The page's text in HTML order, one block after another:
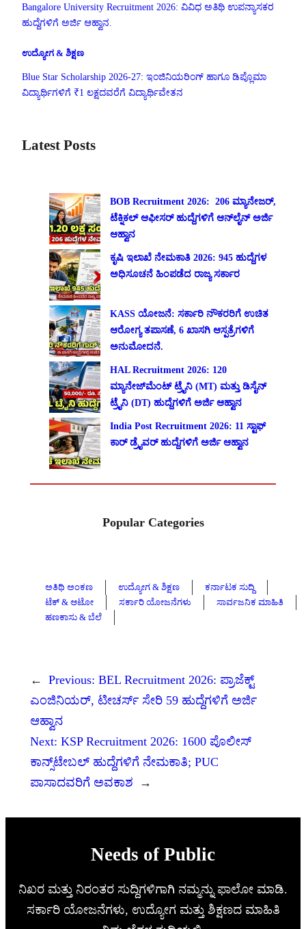
Bangalore University Recruitment 2026: ವಿವಿಧ ಅತಿಥಿ ಉಪನ್ಯಾಸಕರ
ಹುದ್ದೆಗಳಿಗೆ ಅರ್ಜಿ ಆಹ್ವಾನ.
ಉದ್ಯೋಗ & ಶಿಕ್ಷಣ
Blue Star Scholarship 2026-27: ಇಂಜಿನಿಯರಿಂಗ್ ಹಾಗೂ ಡಿಪ್ಲೊಮಾ
ವಿದ್ಯಾರ್ಥಿಗಳಿಗೆ ₹1 ಲಕ್ಷದವರೆಗೆ ವಿದ್ಯಾರ್ಥಿವೇತನ
Latest Posts
BOB Recruitment 2026: 206 ಮ್ಯಾನೇಜರ್,
ಟೆಕ್ನಿಕಲ್ ಆಫೀಸರ್ ಹುದ್ದೆಗಳಿಗೆ ಆನ್‌ಲೈನ್ ಅರ್ಜಿ
ಆಹ್ವಾನ
ಕೃಷಿ ಇಲಾಖೆ ನೇಮಕಾತಿ 2026: 945 ಹುದ್ದೆಗಳ
ಅಧಿಸೂಚನೆ ಹಿಂಪಡೆದ ರಾಜ್ಯ ಸರ್ಕಾರ
KASS ಯೋಜನೆ: ಸರ್ಕಾರಿ ನೌಕರರಿಗೆ ಉಚಿತ
ಆರೋಗ್ಯ ತಪಾಸಣೆ, 6 ಖಾಸಗಿ ಆಸ್ಪತ್ರೆಗಳಿಗೆ
ಅನುಮೋದನೆ.
HAL Recruitment 2026: 120
ಮ್ಯಾನೇಜ್‌ಮೆಂಟ್ ಟ್ರೈನಿ (MT) ಮತ್ತು ಡಿಸೈನ್
ಟ್ರೈನಿ (DT) ಹುದ್ದೆಗಳಿಗೆ ಅರ್ಜಿ ಆಹ್ವಾನ
India Post Recruitment 2026: 11 ಸ್ಟಾಫ್
ಕಾರ್ ಡ್ರೈವರ್ ಹುದ್ದೆಗಳಿಗೆ ಅರ್ಜಿ ಆಹ್ವಾನ
Popular Categories
ಅತಿಥಿ ಅಂಕಣ ಉದ್ಯೋಗ & ಶಿಕ್ಷಣ
ಕರ್ನಾಟಕ ಸುದ್ದಿ
ಟೆಕ್ & ಆಟೋ
ಸರ್ಕಾರಿ ಯೋಜನೆಗಳು
ಸಾರ್ವಜನಿಕ ಮಾಹಿತಿ
ಹಣಕಾಸು & ಬೆಲೆ
← Previous: BEL Recruitment 2026: ಪ್ರಾಜೆಕ್ಟ್
ಎಂಜಿನಿಯರ್, ಟೀಚರ್ಸ್ ಸೇರಿ 59 ಹುದ್ದೆಗಳಿಗೆ ಅರ್ಜಿ
ಆಹ್ವಾನ
Next: KSP Recruitment 2026: 1600 ಪೊಲೀಸ್
ಕಾನ್ಸ್‌ಟೇಬಲ್ ಹುದ್ದೆಗಳಿಗೆ ನೇಮಕಾತಿ; PUC
ಪಾಸಾದವರಿಗೆ ಅವಕಾಶ
→
Needs of Public
ನಿಖರ ಮತ್ತು ನಿರಂತರ ಸುದ್ದಿಗಳಿಗಾಗಿ ನಮ್ಮನ್ನು ಫಾಲೋ ಮಾಡಿ.
ಸರ್ಕಾರಿ ಯೋಜನೆಗಳು, ಉದ್ಯೋಗ ಮತ್ತು ಶಿಕ್ಷಣದ ಮಾಹಿತಿ